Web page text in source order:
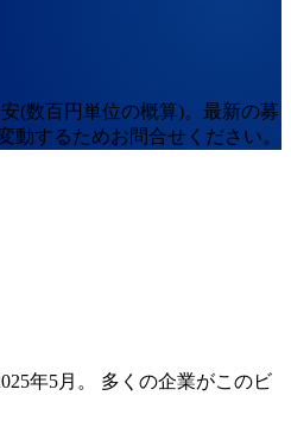
(数百円単位の概算)。最新の募
動するためお問合せください。
年5月 。 多くの企業がこのビ